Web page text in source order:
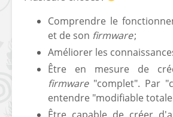
Comprendre le
et de son firmware;
Améliorer les
Être en mesure de
firmware"complet". Par
entendre "modifiable